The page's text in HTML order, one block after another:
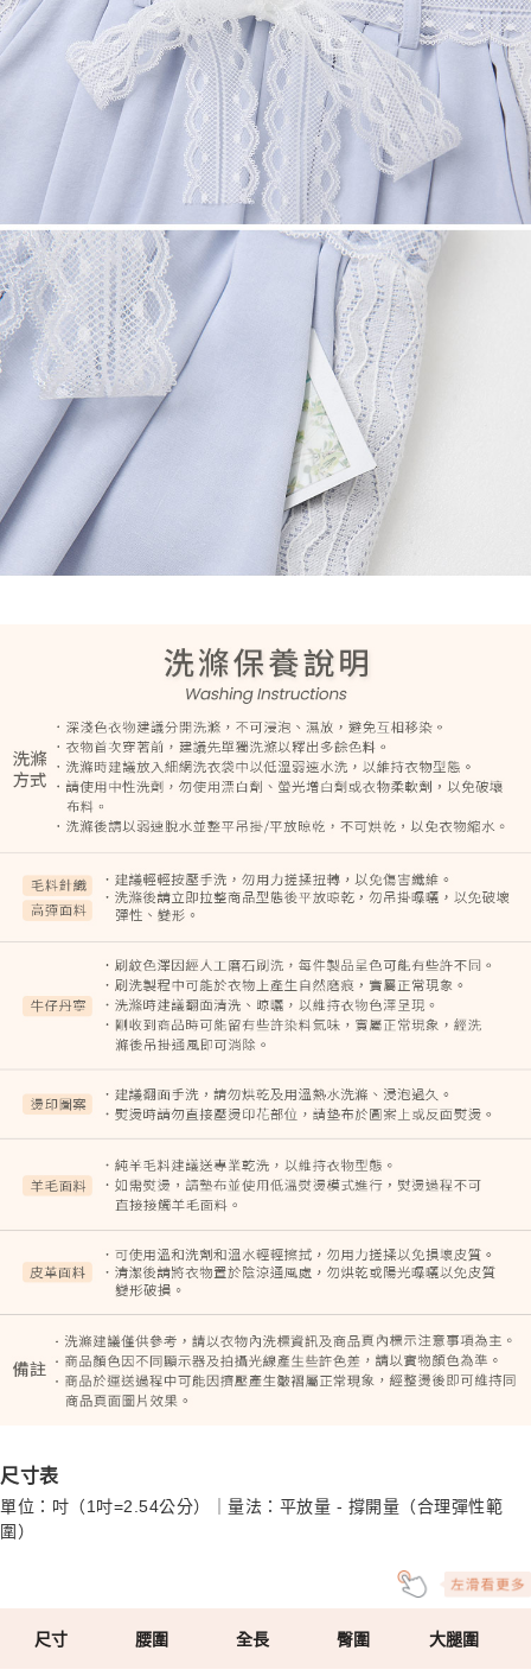
尺寸表
單位：吋（1吋=2.54公分）｜量法：平放量 - 撐開量（合理彈性範
圍）
尺寸 腰圍 全長 臀圍 大腿圍